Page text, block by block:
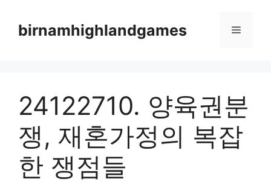
contentbirnamhighlandgames Menu
24122710. 양육권분
쟁, 재혼가정의 복잡
한 쟁점들